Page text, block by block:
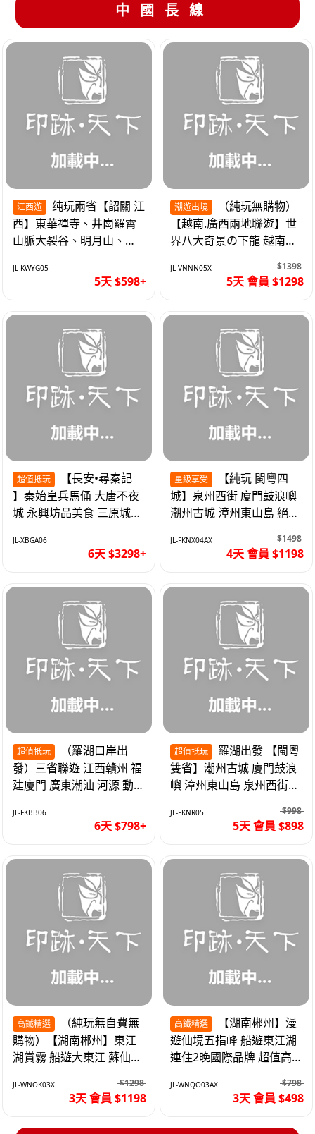
中國長線
江西遊
西】東華禪寺、井崗羅霄
山脈大裂谷、明月山、仙
JL-KWYG05
5天 $598+
潮遊出境
【越南.廣西兩地聯遊】世
界八大奇景の下龍 越南首
車5天
JL-VNNN05X $1398
5天 會員 $1298
超值抵玩
】秦始皇兵馬俑 大唐不夜
城 永興坊品美食 三原城隍
JL-XBGA06
6天 $3298+
星級享受
城】泉州西街 廈門鼓浪嶼
潮州古城 漳州東山島 絕無
JL-FKNX04AX $1498
4天 會員 $1198
超值抵玩
發）三省聯遊 江西贛州 福
建廈門 廣東潮汕 河源 動車
JL-FKBB06
6天 $798+
超值抵玩
雙省】潮州古城 廈門鼓浪
嶼 漳州東山島 泉州西街
超值抵玩5天
JL-FKNR05 $998
5天 會員 $898
高鐵精選
購物）【湖南郴州】東江
湖賞霧 船遊大東江 蘇仙嶺
JL-WNOK03X $1298
3天 會員 $1198
高鐵精選
遊仙境五指峰 船遊東江湖
連住2晚國際品牌 超值高
JL-WNQO03AX $798
3天 會員 $498